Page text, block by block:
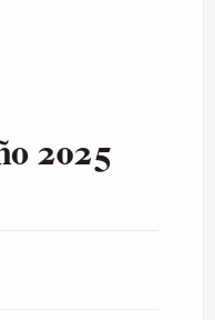
2025